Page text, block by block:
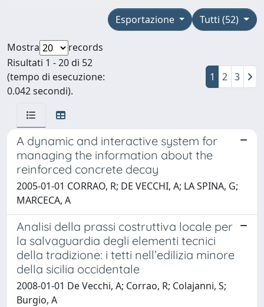
Tutti (52)
Esportazione
Mostra
records
Risultati 1 - 20 di 52
(tempo di esecuzione:
0.042 secondi).
1 2 3
A dynamic and interactive system for
managing the information about the
reinforced concrete decay
2005-01-01 CORRAO, R; DE VECCHI, A; LA SPINA, G;
MARCECA, A
Analisi della prassi costruttiva locale per
la salvaguardia degli elementi tecnici
della tradizione: i tetti nell’edilizia minore
della sicilia occidentale
2008-01-01 De Vecchi, A; Corrao, R; Colajanni, S;
Burgio, A